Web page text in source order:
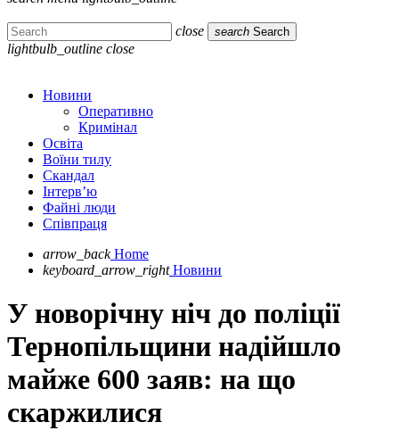
close search Search
lightbulb_outline close
Новини
Оперативно
Кримінал
Освіта
Воїни тилу
Скандал
Інтерв’ю
Файні люди
Співпраця
arrow_back Home
keyboard_arrow_right Новини
У новорічну ніч до поліції
Тернопільщини надійшло
майже 600 заяв: на що
скаржилися